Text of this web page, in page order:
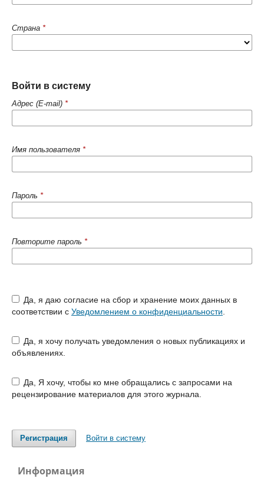
Страна *
Войти в систему
Адрес (E-mail) *
Имя пользователя *
Пароль *
Повторите пароль *
соответствии с Уведомлением о конфиденциальности
объявлениях.
рецензирование материалов для этого журнала.
Регистрация Войти в систему
Информация